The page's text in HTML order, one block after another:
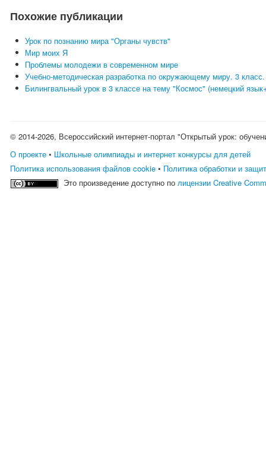
Похожие публикации
Урок по познанию мира "Органы чувств"
Мир моих Я
Проблемы молодежи в современном мире
Учебно-методическая разработка по окружающему миру. 3
Билингвальный урок в 3 классе на тему "Космос" (немецкий
© 2014-2026, Всероссийский интернет-портал "Открытый урок:
О проекте • Школьные олимпиады и интернет конкурсы для детей
Политика использования файлов cookie • Политика обработки и
Это произведение доступно полицензии Creative